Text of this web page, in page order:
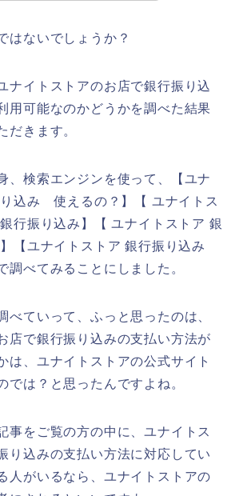
はないでしょうか？
ナイトストアのお店で銀行振り込
用可能なのかどうかを調べた結果
だきます。
、検索エンジンを使って、【ユナ
込み 使えるの？】【 ユナイトス
行振り込み】【 ユナイトストア 銀
【ユナイトストア 銀行振り込み
調べてみることにしました。
べていって、ふっと思ったのは、
店で銀行振り込みの支払い方法が
は、ユナイトストアの公式サイト
では？と思ったんですよね。
事をご覧の方の中に、ユナイトス
り込みの支払い方法に対応してい
人がいるなら、ユナイトストアの